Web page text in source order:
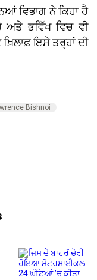
ਵਿਭਾਗ ਨੇ ਕਿਹਾ ਹੈ
ਭਵਿੱਖ ਵਿਚ ਵੀ
ਇਸੇ ਤਰ੍ਹਾਂ ਦੀ
Bishnoi